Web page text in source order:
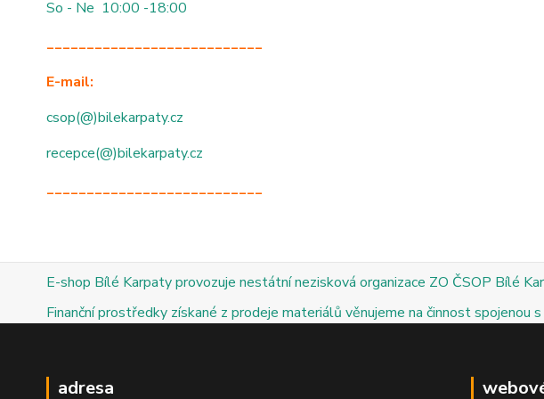
So - Ne 10:00 -18:00
___________________________
E-mail:
csop(@)bilekarpaty.cz
recepce(@)bilekarpaty.cz
___________________________
E-shop Bílé Karpaty provozuje nestátní nezisková organizace ZO ČSOP Bílé
Finanční prostředky získané z prodeje materiálů věnujeme na činnost spojenou
adresa